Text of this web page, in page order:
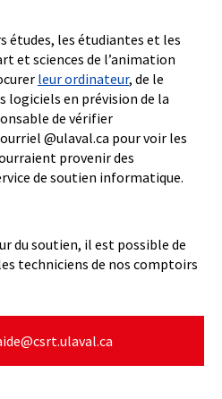
Adobe Creative Cloud
Laval.
et installation de
Cloud.
début de session et de fin
de 48h pourrait ralentir
de nos
études, les étudiantes et les
et sciences de l’animation
leur ordinateur, de le
logiciels en prévision de la
de vérifier
@ulaval.ca pour voir les
provenir des
de soutien informatique.
du soutien, il est possible de
techniciens de nos comptoirs